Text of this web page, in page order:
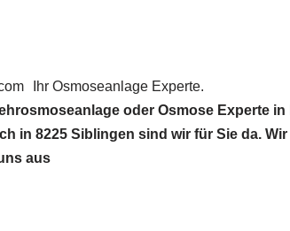
Ihr Osmoseanlage Experte.
oder Osmose
in 8225 Siblingen sind wir für Sie da.
aus